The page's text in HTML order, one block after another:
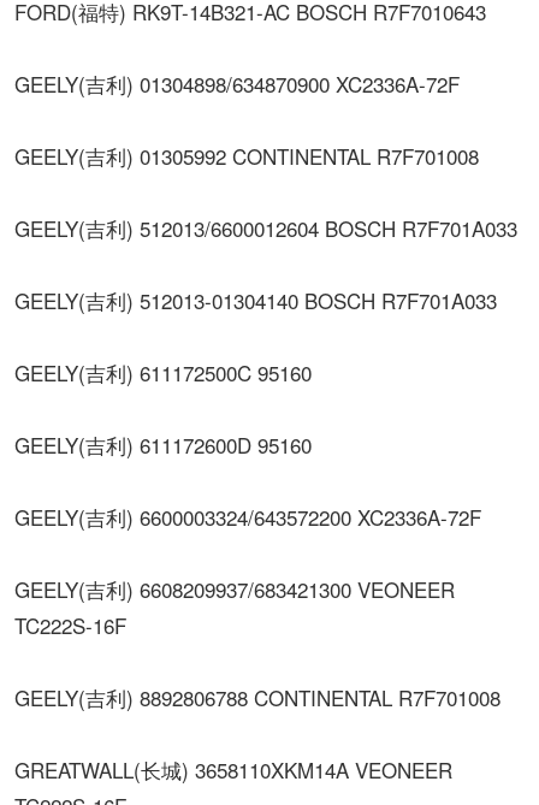
FORD(福特) RK9T-14B321-AC BOSCH R7F7010643
GEELY(吉利) 01304898/634870900 XC2336A-72F
GEELY(吉利) 01305992 CONTINENTAL R7F701008
GEELY(吉利) 512013/6600012604 BOSCH R7F701A033
GEELY(吉利) 512013-01304140 BOSCH R7F701A033
GEELY(吉利) 611172500C 95160
GEELY(吉利) 611172600D 95160
GEELY(吉利) 6600003324/643572200 XC2336A-72F
GEELY(吉利) 6608209937/683421300 VEONEER
TC222S-16F
GEELY(吉利) 8892806788 CONTINENTAL R7F701008
GREATWALL(长城) 3658110XKM14A VEONEER